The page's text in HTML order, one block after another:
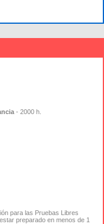
- 2000 h.
para las Pruebas Libres
preparado en menos de 1